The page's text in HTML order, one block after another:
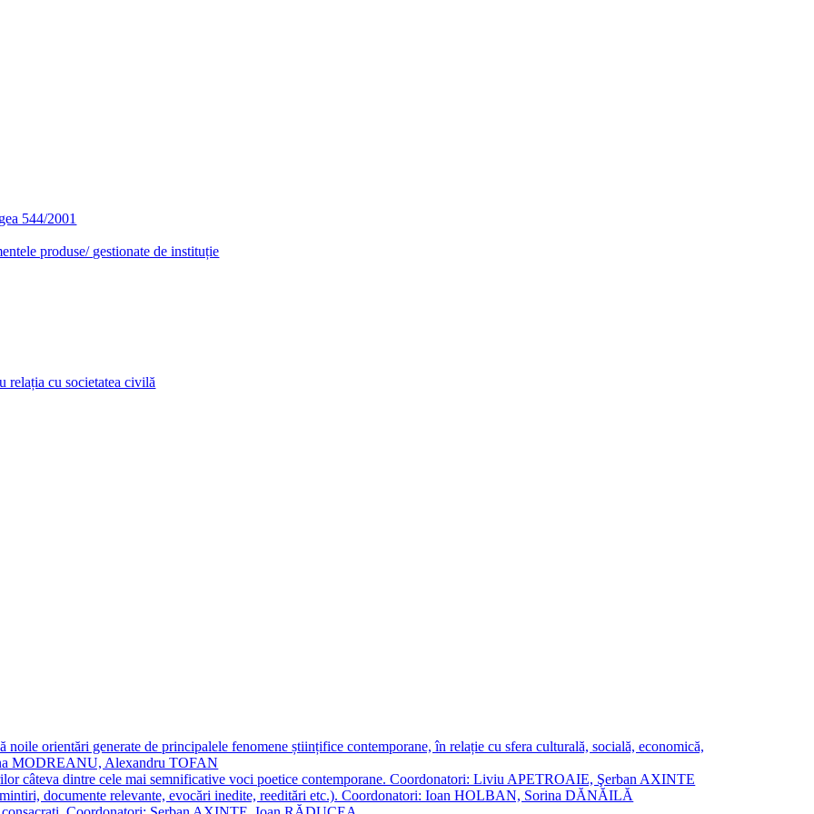
544/2001
produse/ gestionate de instituție
relația cu societatea civilă
noile orientări generate de principalele fenomene științifice contemporane, în relație cu sfera culturală, socială, economică,
MODREANU, Alexandru TOFAN
câteva dintre cele mai semnificative voci poetice contemporane. Coordonatori: Liviu APETROAIE, Şerban AXINTE
documente relevante, evocări inedite, reeditări etc.). Coordonatori: Ioan HOLBAN, Sorina DĂNĂILĂ